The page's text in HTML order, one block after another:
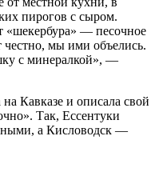
пирогов с сыром.
«шекербура» — песочное
честно, мы ими объелись.
с минералкой», —
Кавказе и описала свой
Так, Ессентуки
а Кисловодск —